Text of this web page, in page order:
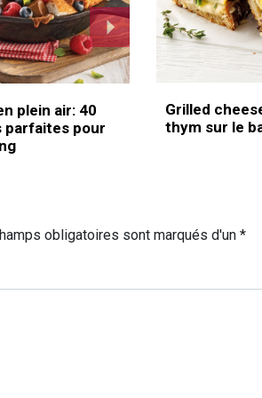
plein air: 40
pour
Grilled
thym sur le
obligatoires sont marqués d'un *